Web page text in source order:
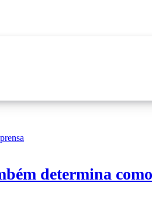
determina